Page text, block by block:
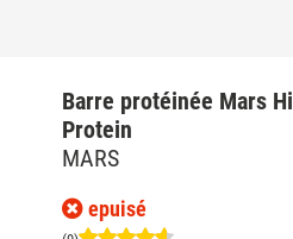
Barre protéinée Mars Hi
Protein
MARS
epuisé